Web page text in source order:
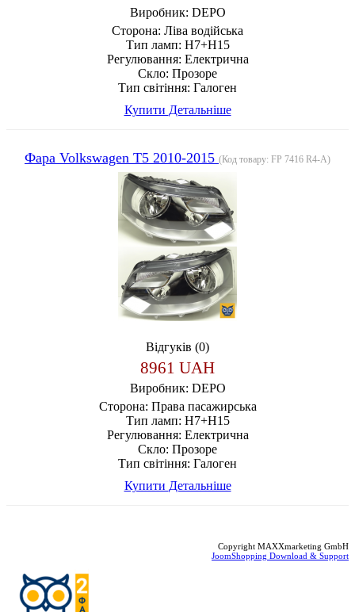
Виробник: DEPO
Сторона: Ліва водійська
Тип ламп: H7+H15
Регулювання: Електрична
Скло: Прозоре
Тип світіння: Галоген
Купити Детальніше
Фара Volkswagen T5 2010-2015 (Код товару: FP 7416 R4-A)
Відгуків (0)
8961 UAH
Виробник: DEPO
Сторона: Права пасажирська
Тип ламп: H7+H15
Регулювання: Електрична
Скло: Прозоре
Тип світіння: Галоген
Купити Детальніше
Copyright MAXXmarketing GmbH
JoomShopping Download & Support